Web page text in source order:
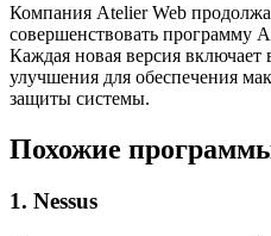
Компания Atelier Web
совершенствовать программу
Каждая новая версия
улучшения для обеспечения
защиты системы.
Похожие
1. Nessus